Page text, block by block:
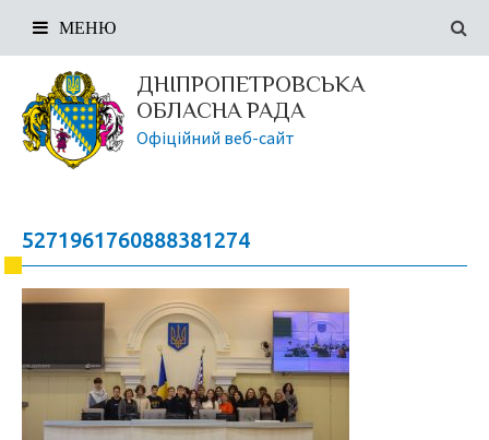
ДНІПРОПЕТРОВСЬКА
ОБЛАСНА РАДА
Офіційний веб-сайт
МЕНЮ
5271961760888381274